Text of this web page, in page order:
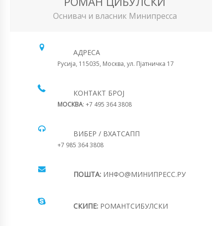
Оснивач и власник Минипресса
АДРЕСА
Русија, 115035, Москва, ул. Пјатничка 17
КОНТАКТ БРОЈ
МОСКВА: +7 495 364 3808
ВИБЕР / ВХАТСАПП
+7 985 364 3808
ПОШТА: ИНФО@МИНИПРЕСС.РУ
СКИПЕ: РОМАНТСИБУЛСКИ